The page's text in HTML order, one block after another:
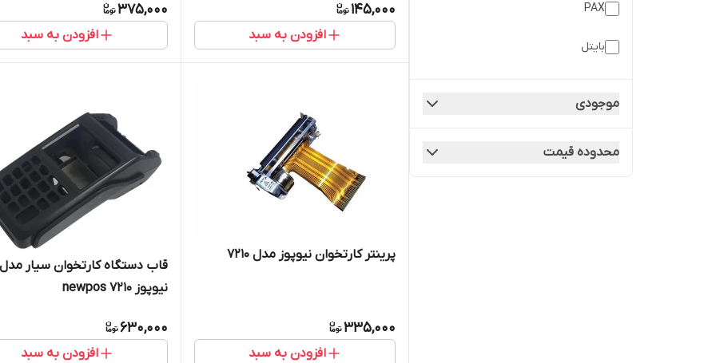
PAX
بایتل
موجودی
محدوده قیمت
145,000
افزودن به سبد
375,000
افزودن به سبد
پرینتر کارتخوان نیوپوز مدل 7210
335,000
افزودن به سبد
قاب دستگاه کارتخوان سیار مدل
نیوپوز newpos 7210
630,000
افزودن به سبد